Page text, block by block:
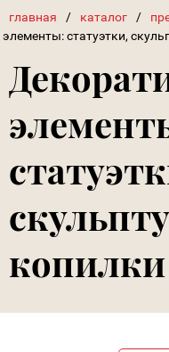
главная / каталог /
элементы: статуэтки,
копилки